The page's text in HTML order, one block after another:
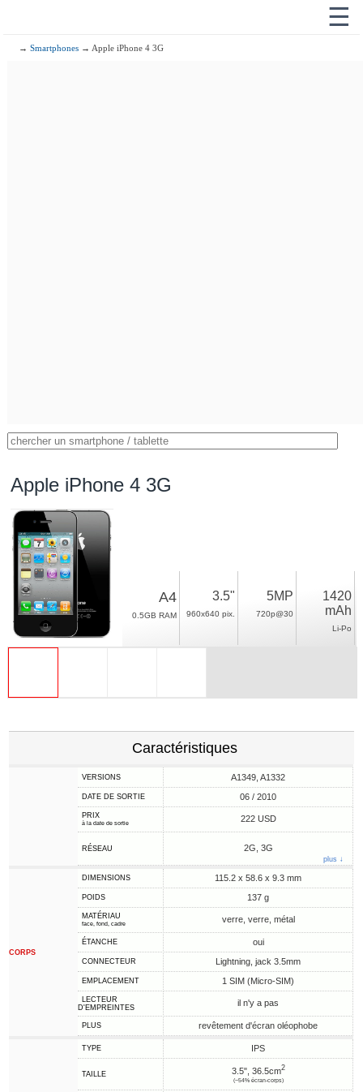
☰
→Smartphones → Apple iPhone 4 3G
Apple iPhone 4 3G
A4
0.5GB RAM
3.5"
960x640 pix.
5MP
720p@30
1420
mAh
Li-Po
Caractéristiques
VERSIONS A1349, A1332
DATE DE SORTIE 06 / 2010
PRIX
à la date de sortie 222 USD
RÉSEAU 2G, 3G
plus ↓
CORPS
DIMENSIONS 115.2 x 58.6 x 9.3 mm
POIDS 137 g
MATÉRIAU
face, fond, cadre verre, verre, métal
ÉTANCHE oui
CONNECTEUR Lightning, jack 3.5mm
EMPLACEMENT 1 SIM (Micro-SIM)
LECTEUR
D'EMPREINTES
il n'y a pas
PLUS revêtement d'écran oléophobe
TYPE IPS
TAILLE 3.5", 36.5cm2
(~54% écran-corps)